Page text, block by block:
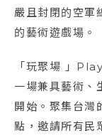
嚴且封閉的空軍
的藝術遊戲場。
「玩聚場 」
一場兼具藝術、
開始。聚集台灣
點，邀請所有民